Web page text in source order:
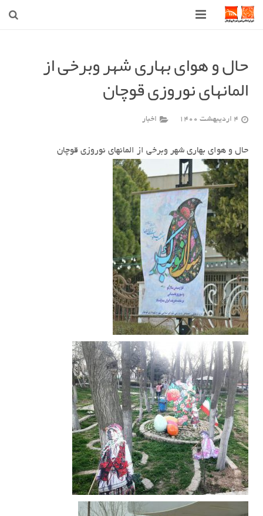
شهرداری
شورای اسلامی شهر قوچان
اخبار روز
قوچان
ارتباط با ما
حال و هوای بهاری شهر وبرخی از
المانهای نوروزی قوچان
4 اردیبهشت 1400 اخبار
حال و هوای بهاری شهر وبرخی از المانهای نوروزی قوچان